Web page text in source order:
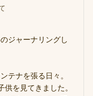
ジャーナリングし
テナを張る日々。
を見てきました。